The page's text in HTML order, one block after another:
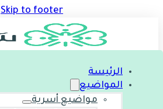
Skip to footer
الرئيسة
المواضيع
مواضيع أسرية